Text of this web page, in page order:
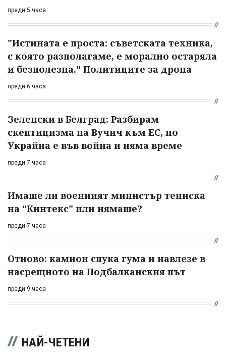
преди 5 часа
"Истината е проста: съветската техника,
с която разполагаме, е морално остаряла
и безполезна." Политиците за дрона
преди 6 часа
Зеленски в Белград: Разбирам
скептицизма на Вучич към ЕС, но
Украйна е във война и няма време
преди 7 часа
Имаше ли военният министър тениска
на "Кинтекс" или нямаше?
преди 7 часа
Отново: камион спука гума и навлезе в
насрещното на Подбалканския път
преди 9 часа
НАЙ-ЧЕТЕНИ